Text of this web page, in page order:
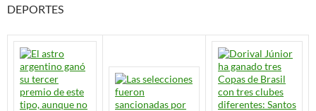
DEPORTES